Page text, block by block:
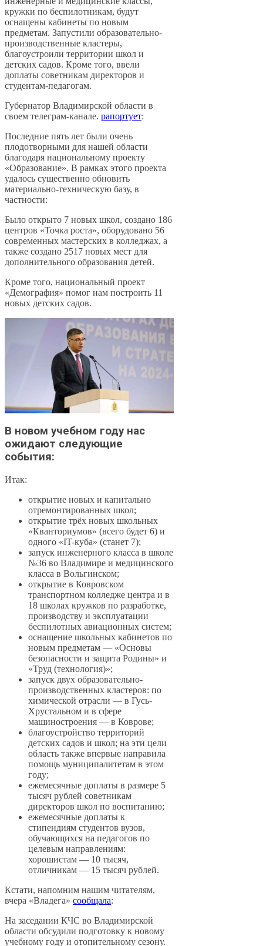
кружки по беспилотникам, будут
оснащены кабинеты по новым
предметам. Запустили образовательно-
производственные кластеры,
благоустроили территории школ и
детских садов. Кроме того, ввели
доплаты советникам директоров и
студентам-педагогам.
Губернатор Владимирской области в
своем телеграм-канале. рапортует:
Последние пять лет были очень
плодотворными для нашей области
благодаря национальному проекту
«Образование». В рамках этого проекта
удалось существенно обновить
материально-техническую базу, в
частности:
Было открыто 7 новых школ, создано 186
центров «Точка роста», оборудовано 56
современных мастерских в колледжах, а
также создано 2517 новых мест для
дополнительного образования детей.
Кроме того, национальный проект
«Демография» помог нам построить 11
новых детских садов.
В новом учебном году нас
ожидают следующие
события:
Итак:
открытие новых и капитально
отремонтированных школ;
открытие трёх новых школьных
«Кванториумов» (всего будет 6) и
одного «IT-куба» (станет 7);
запуск инженерного класса в школе
№36 во Владимире и медицинского
класса в Вольгинском;
открытие в Ковровском
транспортном колледже центра и в
18 школах кружков по разработке,
производству и эксплуатации
беспилотных авиационных систем;
оснащение школьных кабинетов по
новым предметам — «Основы
безопасности и защита Родины» и
«Труд (технология)»;
запуск двух образовательно-
производственных кластеров: по
химической отрасли — в Гусь-
Хрустальном и в сфере
машиностроения — в Коврове;
благоустройство территорий
детских садов и школ; на эти цели
область также впервые направила
помощь муниципалитетам в этом
году;
ежемесячные доплаты в размере 5
тысяч рублей советникам
директоров школ по воспитанию;
ежемесячные доплаты к
стипендиям студентов вузов,
обучающихся на педагогов по
целевым направлениям:
хорошистам — 10 тысяч,
отличникам — 15 тысяч рублей.
Кстати, напомним нашим читателям,
вчера «Владега» сообщала:
На заседании КЧС во Владимирской
области обсудили подготовку к новому
учебному году и отопительному сезону.